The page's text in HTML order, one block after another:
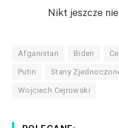
Nikt jeszcze
Afganistan Biden
Putin Stany
Wojciech Cejrowski